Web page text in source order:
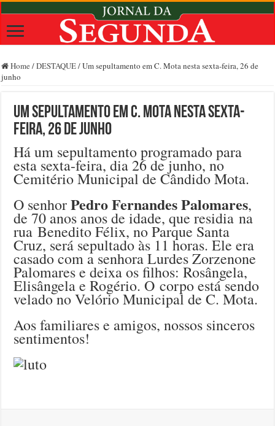
Home /DESTAQUE/Um sepultamento em C. Mota nesta sexta-feira, 26 de
junho
Um sepultamento em C. Mota nesta sexta-
feira, 26 de junho
Há um sepultamento programado para
esta sexta-feira, dia 26 de junho, no
Cemitério Municipal de Cândido Mota.
O senhorPedro Fernandes Palomares,
de 70 anos anos de idade, que residia na
rua Benedito Félix, no Parque Santa
Cruz, será sepultado às 11 horas. Ele era
casado com a senhora Lurdes Zorzenone
Palomares e deixa os filhos: Rosângela,
Elisângela e Rogério. O corpo está sendo
velado no Velório Municipal de C. Mota.
Aos familiares e amigos, nossos sinceros
sentimentos!